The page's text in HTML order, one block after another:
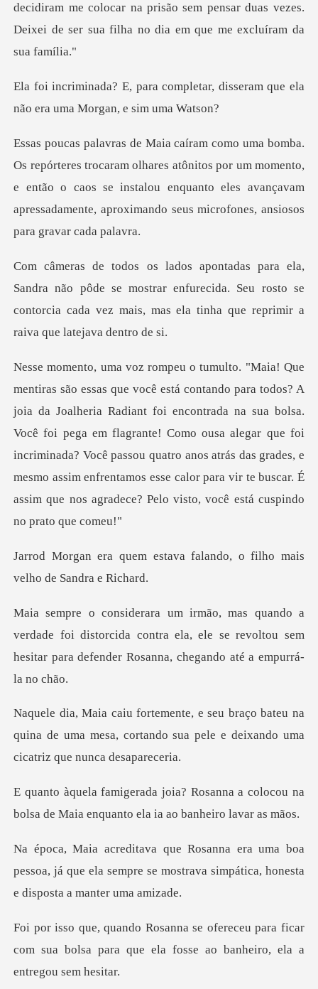
decidiram
mpletar, disseram que ela
não e
res atônitos por um momento,
e então o caos se instalou enquanto eles avançavam
de se mostrar enfurecida. Seu rosto se
contorcia cada vez mais,
oi encontrada na sua bolsa.
Você foi pega em flagrante! Como ousa alegar que foi
incriminada? Você passou quatro anos atrás das grades,
ava falando, o filho mais
foi distorcida contra ela, ele se revoltou sem
hesitar
bateu na
quina de uma mesa, cortando sua pele e
nna a colocou na
bolsa de Maia enquan
boa
pessoa, já que ela sempre se mostrava simp
u para ficar
com sua bolsa para que ela fos